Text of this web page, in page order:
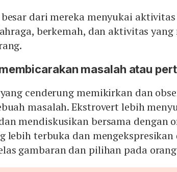
besar dari mereka menyukai
berkemah, dan aktivitas
masalah atau
cenderung memikirkan dan
masalah. Ekstrovert lebih
mendiskusikan bersama dengan
lebih terbuka dan
gambaran dan pilihan pada